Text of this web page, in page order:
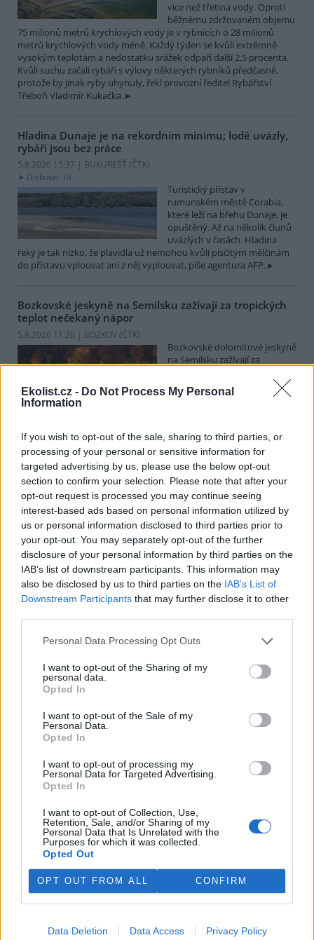
Ekolist.cz - Do Not Process My Personal
Information
If you wish to opt-out of the sale, sharing to third parties, or
processing of your personal or sensitive information for
targeted advertising by us, please use the below opt-out
section to confirm your selection. Please note that after your
opt-out request is processed you may continue seeing
interest-based ads based on personal information utilized by
us or personal information disclosed to third parties prior to
your opt-out. You may separately opt-out of the further
disclosure of your personal information by third parties on the
IAB’s list of downstream participants. This information may
also be disclosed by us to third parties on the IAB’s List of
Downstream Participants that may further disclose it to other
Personal Data Processing Opt Outs
I want to opt-out of the Sharing of my
personal data.
Opted In
I want to opt-out of the Sale of my
Personal Data.
Opted In
I want to opt-out of processing my
Personal Data for Targeted Advertising.
Opted In
I want to opt-out of Collection, Use,
Retention, Sale, and/or Sharing of my
Personal Data that Is Unrelated with the
Purposes for which it was collected.
Opted Out
OPT OUT FROM ALL CONFIRM
Data Deletion Data Access Privacy Policy
více než třetina vody. Oproti
běžnému zdržovaném objemu
75 milionů metrů krychlových vody je v rybnících o 28 milionů
metrů krychlových vody méně. Každý týden se kvůli extrémně
vysokým teplotám a nedostatku srážek odpaří další 2,5 procenta.
Kvůli suchu začali rybáři s výlovy některých rybníků předčasně,
protože by jinak ryby uhynuly, řekl provozní ředitel Rybářství
Třeboň Vladimír Kukačka.
Hladina Dunaje je na rekordním minimu; lodě uvázly,
rybáři jsou bez práce
5.8.2026 15:37 | BUKUREŠŤ (ČTK)
Diskuse: 16
Turistický přístav v
rumunském městě Corabia,
které leží na břehu Dunaje, je
opuštěný. Až na několik člunů
uvázlých v řasách. Hladina
řeky je tak nízko, že plavidla už nemohou kvůli písčitým mělčinám
do přístavu vplouvat ani z něj vyplouvat, píše agentura AFP.
Bozkovské jeskyně na Semilsku zažívají za tropických
teplot nečekaný nápor
5.8.2026 11:20 | BOZKOV (ČTK)
Bozkovské dolomitové jeskyně
na Semilsku zažívají za
nečekaný nápor. Jde sice o
jedno z nejchladnějších míst v
Libereckém kraji, které má stálou teplotu mezi 7,5 až devíti stupni
Dušana Milky k nim lidé přicházeli spíše v době, když bylo nevlídno.
V pěti zemích Amazonie zatkli stovky lidí kvůli
environmentální kriminalitě
5.8.2026 10:34 | BOGOTÁ (ČTK)
Policisté v pěti zemích ležících
v Amazonii pozatýkali stovky
lidí a zabavili dřevo, minerály i
zvířata v hodnotě přes 280
milionů dolarů (kolem 5,9
miliard korun) při jednom z největších koordinovaných zásahů
proti environmentální kriminalitě v největším deštném pralese
světa. Napsala to agentura AP, podle níž se do operace nazvané
Potok Bylanka v Pardubicích vyschl. Městský obvod
chce, aby Povodí Labe vyčistilo koryto
5.8.2026 10:26 | PARDUBICE (ČTK)
Diskuse: 1
průtoků a suchého počasí
vyschl. Městský obvod VI chce
Povodí Labe. Organizace ale požadavek odmítla s tím, že údržbu
dělala už v červnu a další zásah v tuto chvíli neplánuje, zjistila ČTK.
Červený chce peníze ušetřené za rekultivaci rozdělit
obcím podle původní dohody
5.8.2026 01:29 (ČTK)
Ministr životního prostředí